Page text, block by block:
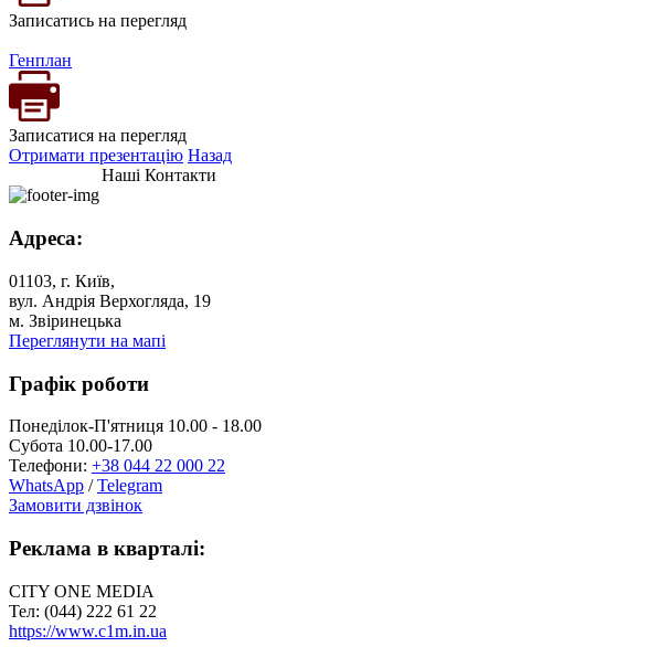
Записатись на перегляд
Генплан
Записатися на перегляд
Отримати презентацію Назад
Наші Контакти
Адреса:
01103, г. Київ,
вул. Андрія Верхогляда, 19
м. Звіринецька
Переглянути на мапі
Графік роботи
Понеділок-П'ятниця 10.00 - 18.00
Субота 10.00-17.00
Телефони: +38 044 22 000 22
WhatsApp /Telegram
Замовити дзвінок
Реклама в кварталі:
CITY ONE MEDIA
Тел: (044) 222 61 22
https://www.c1m.in.ua